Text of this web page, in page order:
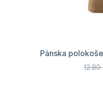
Pánska